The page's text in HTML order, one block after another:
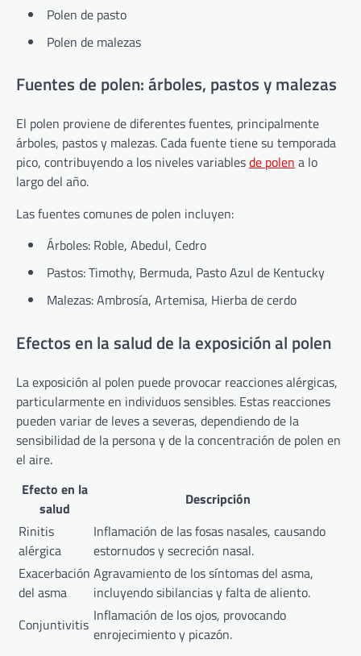
Polen de pasto
Polen de malezas
Fuentes de polen: árboles, pastos y malezas
El polen proviene de diferentes fuentes, principalmente
árboles, pastos y malezas. Cada fuente tiene su temporada
pico, contribuyendo a los niveles variablesde polen a lo
largo del año.
Las fuentes comunes de polen incluyen:
Árboles: Roble, Abedul, Cedro
Pastos: Timothy, Bermuda, Pasto Azul de Kentucky
Malezas: Ambrosía, Artemisa, Hierba de cerdo
Efectos en la salud de la exposición al polen
La exposición al polen puede provocar reacciones alérgicas,
particularmente en individuos sensibles. Estas reacciones
pueden variar de leves a severas, dependiendo de la
sensibilidad de la persona y de la concentración de polen en
el aire.
Efecto en la
salud
Descripción
Rinitis
alérgica
Inflamación de las fosas nasales, causando
estornudos y secreción nasal.
Exacerbación
del asma
Agravamiento de los síntomas del asma,
incluyendo sibilancias y falta de aliento.
Conjuntivitis Inflamación de los ojos, provocando
enrojecimiento y picazón.